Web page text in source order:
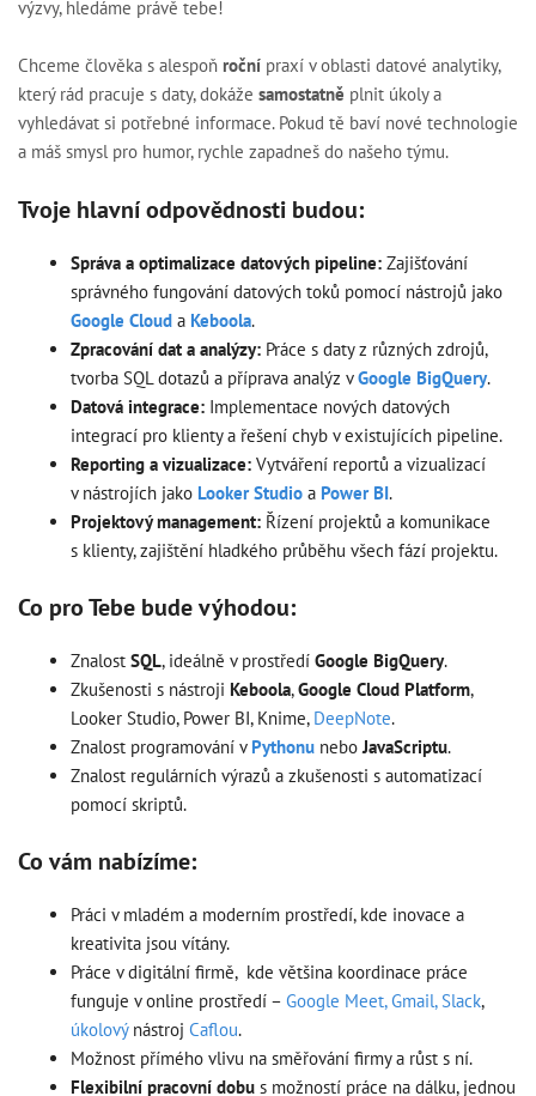
výzvy, hledáme právě tebe!
Chceme člověka s alespoň roční praxí v oblasti datové analytiky,
který rád pracuje s daty, dokáže samostatně plnit úkoly a
vyhledávat si potřebné informace. Pokud tě baví nové technologie
a máš smysl pro humor, rychle zapadneš do našeho týmu.
Tvoje hlavní odpovědnosti budou:
Správa a optimalizace datových pipeline:Zajišťování
správného fungování datových toků pomocí nástrojů jako
Google Clouda Keboola.
Zpracování dat a analýzy:Práce s daty z různých zdrojů,
tvorba SQL dotazů a příprava analýz vGoogle BigQuery.
Datová integrace:Implementace nových datových
integrací pro klienty a řešení chyb v existujících pipeline.
Reporting a vizualizace:Vytváření reportů a vizualizací
v nástrojích jako Looker Studioa Power BI.
Projektový management:Řízení projektů a komunikace
s klienty, zajištění hladkého průběhu všech fází projektu.
Co pro Tebe bude výhodou:
Znalost SQL, ideálně v prostředí Google BigQuery.
Zkušenosti s nástroji Keboola,Google Cloud Platform,
Looker Studio, Power BI, Knime, DeepNote.
Znalost programování v Pythonu neboJavaScriptu.
Znalost regulárních výrazů a zkušenosti s automatizací
pomocí skriptů.
Co vám nabízíme:
Práci v mladém a moderním prostředí, kde inovace a
kreativita jsou vítány.
Práce v digitální firmě, kde většina koordinace práce
funguje v online prostředí – Google Meet, Gmail, Slack,
úkolový nástroj Caflou.
Možnost přímého vlivu na směřování firmy a růst s ní.
Flexibilní pracovní dobus možností práce na dálku, jednou